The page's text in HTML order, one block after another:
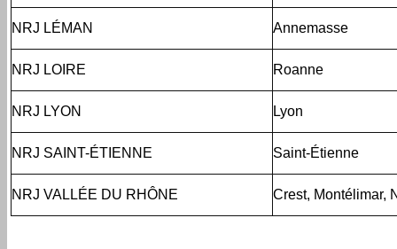
NRJ LÉMAN Annemasse
NRJ LOIRE Roanne
NRJ LYON Lyon
NRJ SAINT-ÉTIENNE Saint-Étienne
NRJ VALLÉE DU RHÔNE Crest, Montélimar,